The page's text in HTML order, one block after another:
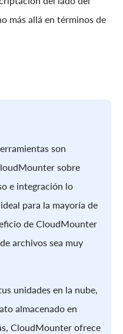
más allá en términos de
son
sobre
e integración lo
para la mayoría de
de CloudMounter
archivos sea muy
unidades en la nube,
almacenado en
CloudMounter ofrece